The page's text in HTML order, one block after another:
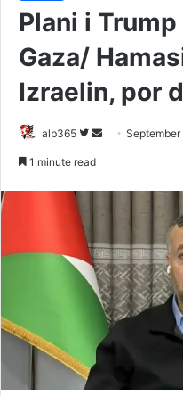
Plani i
Gaza/
Izraelin, por
alb365
Follow
Send
1 minute read